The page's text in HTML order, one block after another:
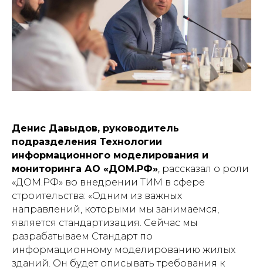
Денис Давыдов, руководитель
подразделения Технологии
информационного моделирования и
мониторинга АО «ДОМ.РФ» , рассказал о роли
«ДОМ.РФ» во внедрении ТИМ в сфере
строительства: «Одним из важных
направлений, которыми мы занимаемся,
является стандартизация. Сейчас мы
разрабатываем Стандарт по
информационному моделированию жилых
зданий. Он будет описывать требования к